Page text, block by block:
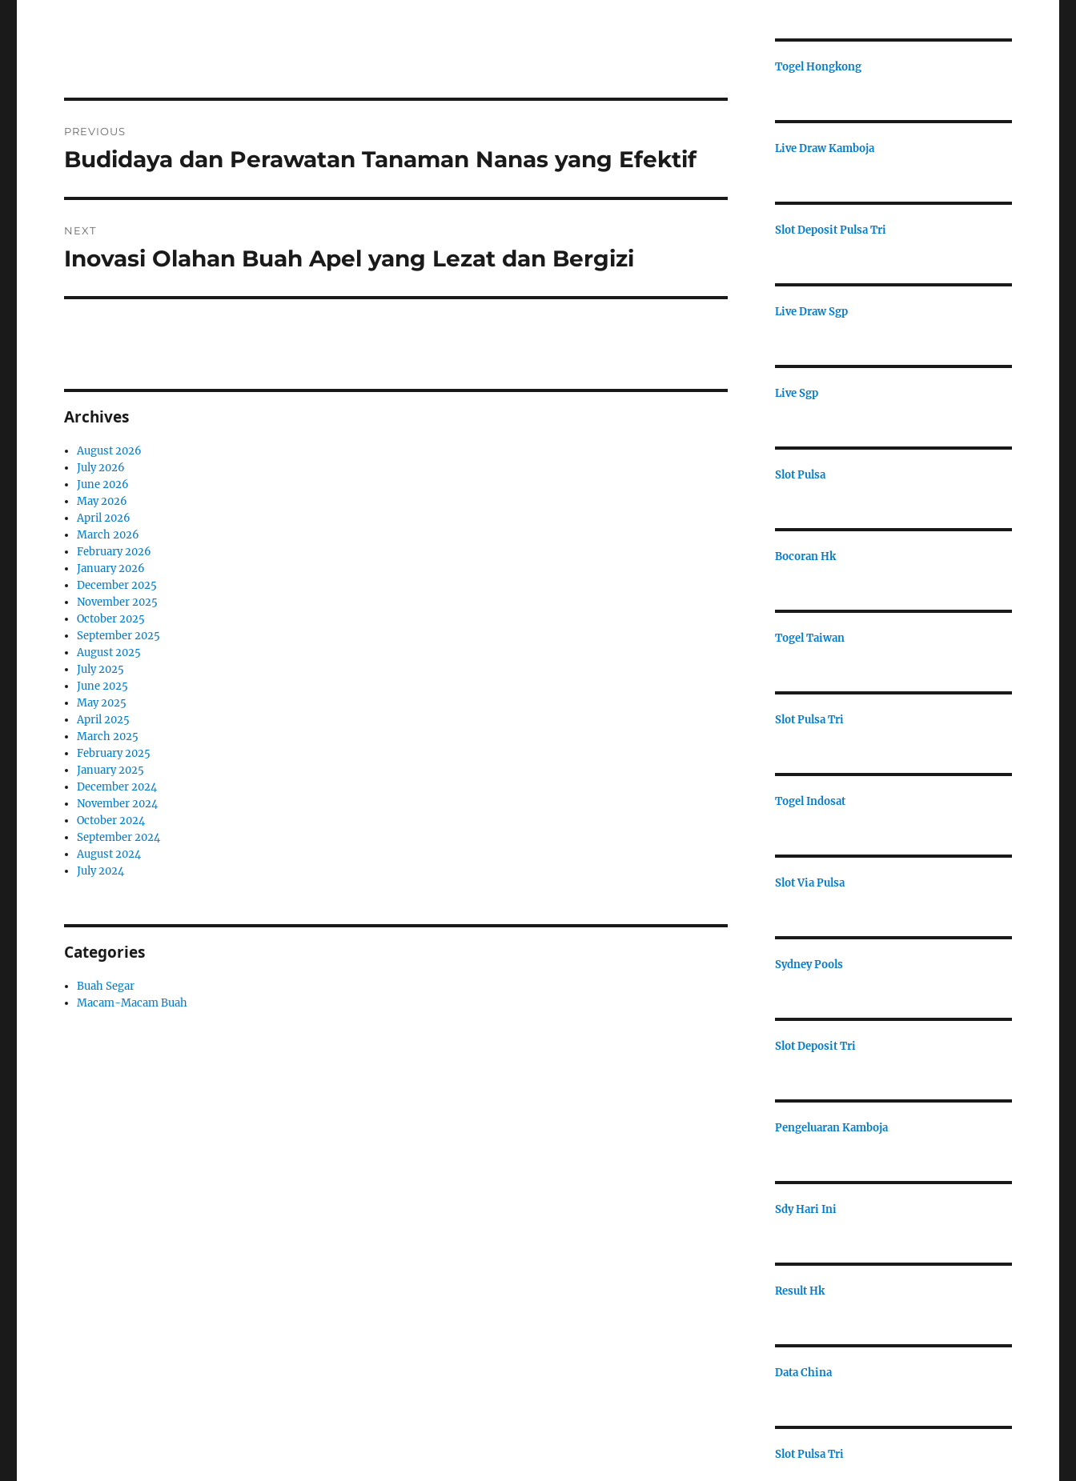
navigation
PREVIOUS
Previous
Budidaya dan Perawatan Tanaman Nanas yang Efektif
NEXT
Next
Inovasi Olahan Buah Apel yang Lezat dan Bergizi
Archives
August 2026
July 2026
June 2026
May 2026
April 2026
March 2026
February 2026
January 2026
December 2025
November 2025
October 2025
September 2025
August 2025
July 2025
June 2025
May 2025
April 2025
March 2025
February 2025
January 2025
December 2024
November 2024
October 2024
September 2024
August 2024
July 2024
Categories
Buah Segar
Macam-Macam Buah
Togel Hongkong
Live Draw Kamboja
Slot Deposit Pulsa Tri
Live Draw Sgp
Live Sgp
Slot Pulsa
Bocoran Hk
Togel Taiwan
Slot Pulsa Tri
Togel Indosat
Slot Via Pulsa
Sydney Pools
Slot Deposit Tri
Pengeluaran Kamboja
Sdy Hari Ini
Result Hk
Data China
Slot Pulsa Tri